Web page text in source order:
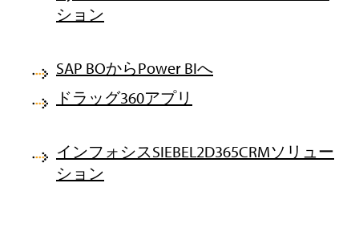
ション
SAP BOからPower BIへ
ドラッグ360アプリ
インフォシスSIEBEL2D365CRMソリュー
ション